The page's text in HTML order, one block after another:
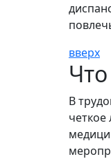
вверх
В
четкое